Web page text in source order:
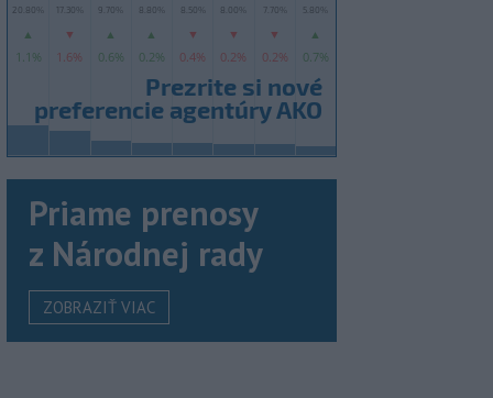
Priame prenosy
z Národnej rady
ZOBRAZIŤ VIAC